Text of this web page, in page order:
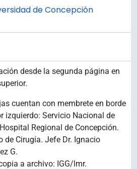
de Concepción
desde la segunda página en
cuentan con membrete en borde
izquierdo: Servicio Nacional de
Regional de Concepción.
de Cirugía. Jefe Dr. Ignacio
G.
a archivo: IGG/lmr.